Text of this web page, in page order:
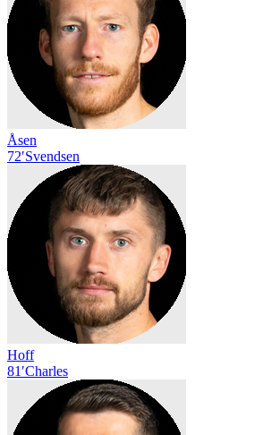
Åsen
72′Svendsen
Hoff
81′Charles